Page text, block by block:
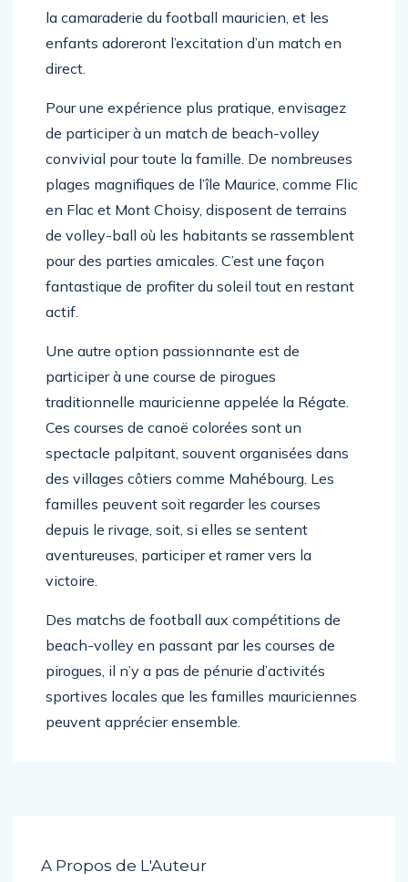
est une excellente façon de vivre la passion et
la camaraderie du football mauricien, et les
enfants adoreront l’excitation d’un match en
Pour une expérience plus pratique, envisagez
de participer à un match de beach-volley
convivial pour toute la famille. De nombreuses
plages magnifiques de l’île Maurice, comme Flic
en Flac et Mont Choisy, disposent de terrains
de volley-ball où les habitants se rassemblent
pour des parties amicales. C’est une façon
fantastique de profiter du soleil tout en restant
Une autre option passionnante est de
participer à une course de pirogues
traditionnelle mauricienne appelée la Régate.
Ces courses de canoë colorées sont un
spectacle palpitant, souvent organisées dans
des villages côtiers comme Mahébourg. Les
familles peuvent soit regarder les courses
depuis le rivage, soit, si elles se sentent
aventureuses, participer et ramer vers la
Des matchs de football aux compétitions de
beach-volley en passant par les courses de
pirogues, il n’y a pas de pénurie d’activités
sportives locales que les familles mauriciennes